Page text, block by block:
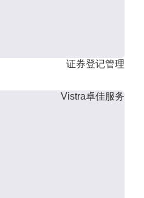
证券登记管理
Vistra卓佳服务